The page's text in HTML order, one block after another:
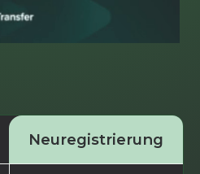
Neuregistrierung